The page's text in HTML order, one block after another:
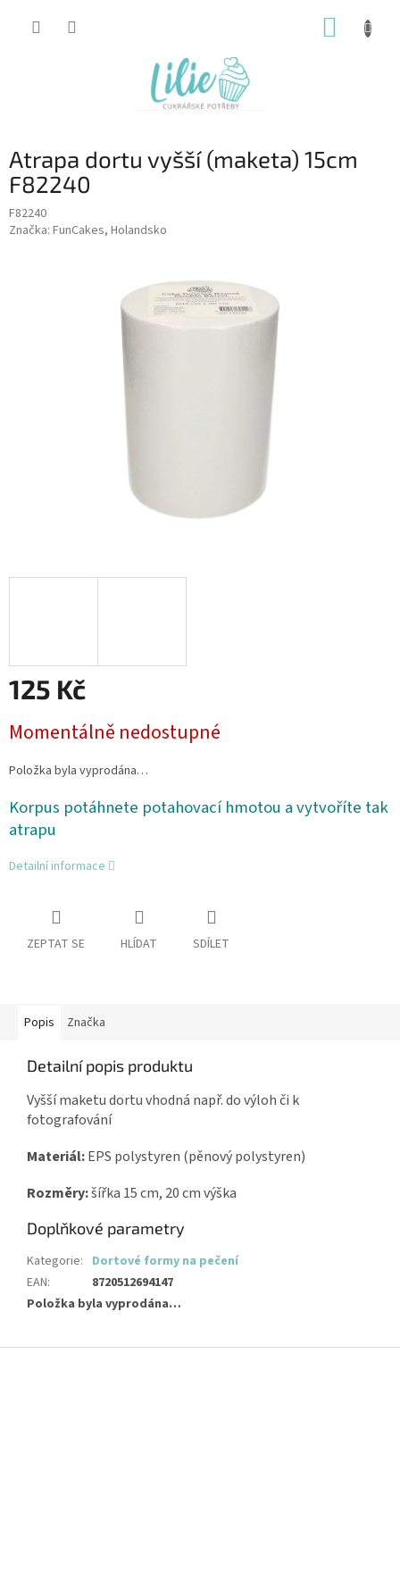
Atrapa dortu vyšší (maketa) 15cm
F82240
F82240
Značka: FunCakes, Holandsko
125 Kč
cena:
Momentálně nedostupné
Položka byla vyprodána…
Korpus potáhnete potahovací hmotou a vytvoříte tak
atrapu
Detailní informace
ZEPTAT SE HLÍDAT SDÍLET
Popis Značka
Detailní popis produktu
Vyšší maketu dortu vhodná např. do výloh či k
fotografování
Materiál:EPS polystyren (pěnový polystyren)
Rozměry:šířka 15 cm, 20 cm výška
Doplňkové parametry
Kategorie: Dortové formy na pečení
EAN:
8720512694147
Položka byla vyprodána…